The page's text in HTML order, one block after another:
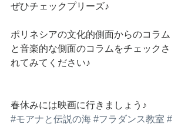
ぜひチェックプリーズ♪
ポリネシアの文化的側面からのコラム
と音楽的な側面のコラムをチェックさ
れてみてください♪
春休みには映画に行きましょう♪
#モアナと伝説の海 #フラダンス教室 #